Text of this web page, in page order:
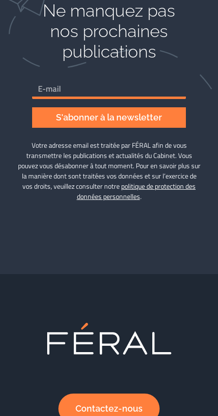
Ne manquez pas
nos prochaines
publications
S'abonner à la newsletter
Votre adresse email est traitée par FÉRAL afin de vous
transmettre les publications et actualités du Cabinet. Vous
pouvez vous désabonner à tout moment. Pour en savoir plus sur
la manière dont sont traitées vos données et sur l’exercice de
vos droits, veuillez consulter notrepolitique de protection des
données personnelles.
Contactez-nous